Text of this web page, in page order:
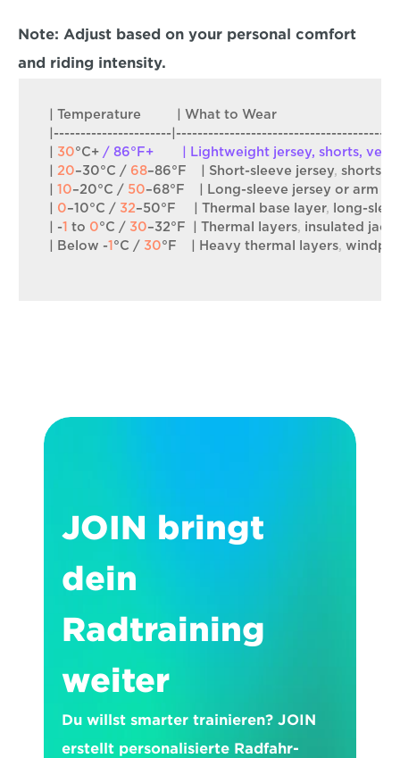
Note: Adjust based on your personal comfort
and riding intensity.
Temperature What to Wear
|----------------------
30°C+ / 86°F+        | Lightweight jersey, shorts,
20–30°C / 68–86°F Short-sleeve jersey, shorts
10–20°C / 50–68°F Long-sleeve jersey or arm
0–10°C / 32–50°F Thermal base layer, long-
| -1 to 0°C / 30–32°F Thermal layers, insulated
Below -1 °C / 30°F Heavy thermal layers,
JOIN bringt
dein
Radtraining
weiter
Du willst smarter trainieren? JOIN
erstellt personalisierte Radfahr-